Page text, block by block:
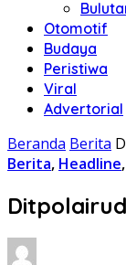
Otomotif
Budaya
Peristiwa
Viral
Advertorial
Beranda Berita
Berita, Headline,